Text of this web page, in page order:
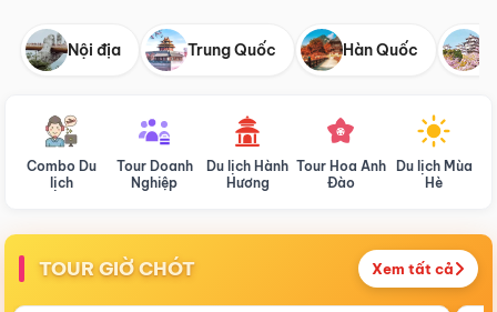
Nội địa Trung Quốc Hàn Quốc
Combo Du
lịch
Tour Doanh
Nghiệp
Du lịch Hành
Hương
Tour Hoa Anh
Đào
Du lịch Mùa
Hè
TOUR GIỜ CHÓT Xem tất cả
Điểm nổi bật